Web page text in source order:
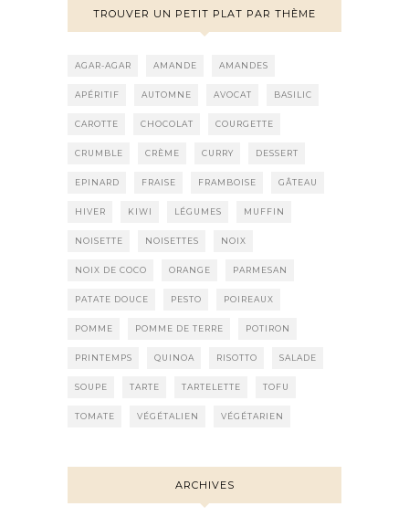
TROUVER UN PETIT PLAT PAR THÈME
AGAR-AGAR AMANDE AMANDES
APÉRITIF AUTOMNE AVOCAT BASILIC
CAROTTE CHOCOLAT COURGETTE
CRUMBLE CRÈME CURRY DESSERT
EPINARD FRAISE FRAMBOISE GÂTEAU
HIVER KIWI LÉGUMES MUFFIN
NOISETTE NOISETTES NOIX
NOIX DE COCO ORANGE PARMESAN
PATATE DOUCE PESTO POIREAUX
POMME POMME DE TERRE POTIRON
PRINTEMPS QUINOA RISOTTO SALADE
SOUPE TARTE TARTELETTE TOFU
TOMATE VÉGÉTALIEN VÉGÉTARIEN
ARCHIVES